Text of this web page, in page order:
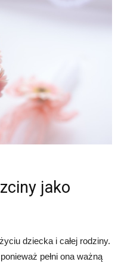
jako
dziecka i całej rodziny.
pełni ona ważną